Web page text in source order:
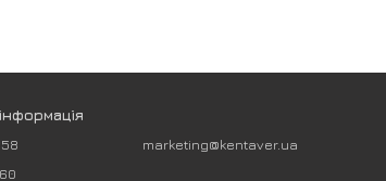
marketing@kentaver.ua